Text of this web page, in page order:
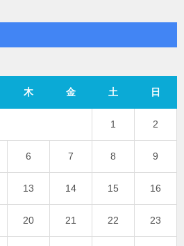
木 金 土 日
1 2
6 7 8 9
13 14 15 16
20 21 22 23